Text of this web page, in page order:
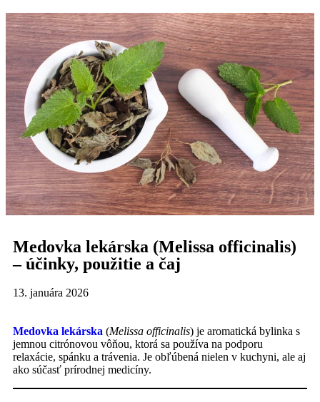
Medovka lekárska (Melissa officinalis)
– účinky, použitie a čaj
13. januára 2026
Medovka lekárska (Melissa officinalis) je aromatická bylinka s
jemnou citrónovou vôňou, ktorá sa používa na podporu
relaxácie, spánku a trávenia. Je obľúbená nielen v kuchyni, ale aj
ako súčasť prírodnej medicíny.